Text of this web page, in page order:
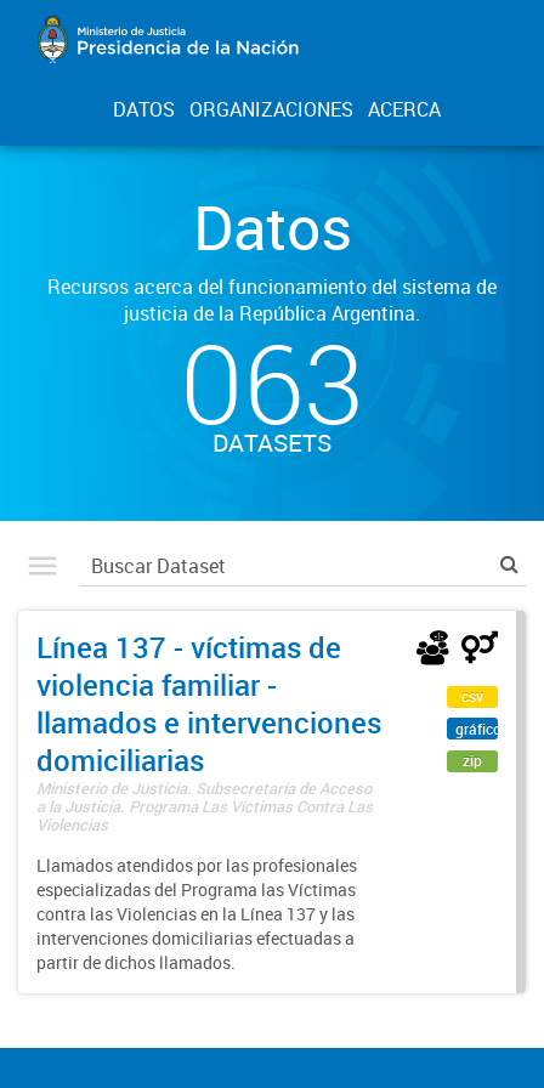
DATOS ORGANIZACIONES ACERCA
Datos
Recursos acerca del funcionamiento del sistema de
justicia de la República Argentina.
063
DATASETS
Línea 137 - víctimas de
violencia familiar -
llamados e intervenciones
domiciliarias
Ministerio de Justicia. Subsecretaría de Acceso
a la Justicia. Programa Las Víctimas Contra Las
Violencias
Llamados atendidos por las profesionales
especializadas del Programa las Víctimas
contra las Violencias en la Línea 137 y las
intervenciones domiciliarias efectuadas a
partir de dichos llamados.
csv
gráfico
zip